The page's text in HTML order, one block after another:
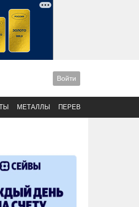
Войти
МЕТАЛЛЫ ПЕРЕВОДЫ